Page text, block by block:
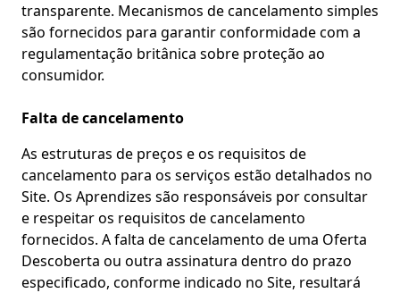
transparente. Mecanismos de cancelamento simples
são fornecidos para garantir conformidade com a
regulamentação britânica sobre proteção ao
consumidor.
Falta de cancelamento
As estruturas de preços e os requisitos de
cancelamento para os serviços estão detalhados no
Site. Os Aprendizes são responsáveis por consultar
e respeitar os requisitos de cancelamento
fornecidos. A falta de cancelamento de uma Oferta
Descoberta ou outra assinatura dentro do prazo
especificado, conforme indicado no Site, resultará